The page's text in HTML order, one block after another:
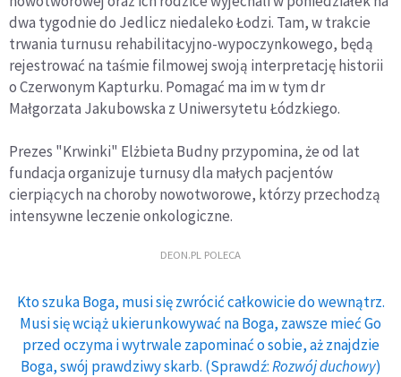
dwa tygodnie do Jedlicz niedaleko Łodzi. Tam, w trakcie
trwania turnusu rehabilitacyjno-wypoczynkowego, będą
rejestrować na taśmie filmowej swoją interpretację historii
o Czerwonym Kapturku. Pomagać ma im w tym dr
Małgorzata Jakubowska z Uniwersytetu Łódzkiego.
Prezes "Krwinki" Elżbieta Budny przypomina, że od lat
fundacja organizuje turnusy dla małych pacjentów
cierpiących na choroby nowotworowe, którzy przechodzą
intensywne leczenie onkologiczne.
DEON.PL POLECA
Kto szuka Boga, musi się zwrócić całkowicie do wewnątrz.
Musi się wciąż ukierunkowywać na Boga, zawsze mieć Go
przed oczyma i wytrwale zapominać o sobie, aż znajdzie
Boga, swój prawdziwy skarb. (Sprawdź:Rozwój duchowy)